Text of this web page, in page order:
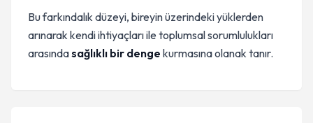
Bu farkındalık düzeyi, bireyin üzerindeki yüklerden
arınarak kendi ihtiyaçları ile toplumsal sorumlulukları
arasındasağlıklı bir denge kurmasına olanak tanır.